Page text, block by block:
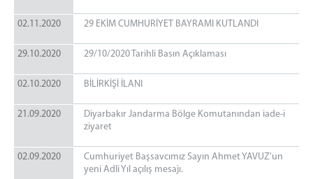
ADALET KOMİSYONU BAŞKANLIĞI
ADALET KOMİSYONU ÜYELERİ
MAHKEMELER
Ağır Ceza Mahkemeleri
Sulh Ceza Hakimlikleri
İnfaz Hakimlikleri
02.11.2020 29 EKİM CUMHURİYET BAYRAMI KUTLANDI
29.10.2020 29/10/2020 Tarihli Basın Açıklaması
02.10.2020 BİLİRKİŞİ İLANI
21.09.2020
Diyarbakır Jandarma Bölge Komutanından iade-i
ziyaret
02.09.2020
Cumhuriyet Başsavcımız Sayın Ahmet YAVUZ'un
yeni Adli Yıl açılış mesajı.